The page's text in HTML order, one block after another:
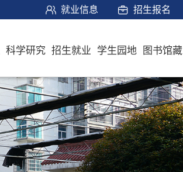
就业信息 招生报名
科学研究 招生就业 学生园地 图书馆藏